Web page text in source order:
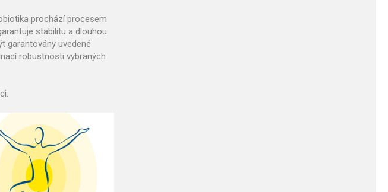
prochází procesem
stabilitu a dlouhou
garantovány uvedené
robustnosti vybraných